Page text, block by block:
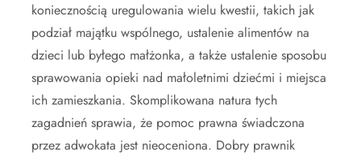
koniecznością uregulowania wielu kwestii, takich jak
podział majątku wspólnego, ustalenie alimentów na
dzieci lub byłego małżonka, a także ustalenie sposobu
sprawowania opieki nad małoletnimi dziećmi i miejsca
ich zamieszkania. Skomplikowana natura tych
zagadnień sprawia, że pomoc prawna świadczona
przez adwokata jest nieoceniona. Dobry prawnik